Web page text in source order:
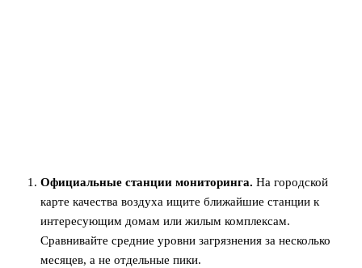
Официальные станции мониторинга. На городской
карте качества воздуха ищите ближайшие станции к
интересующим домам или жилым комплексам.
Сравнивайте средние уровни загрязнения за несколько
месяцев, а не отдельные пики.